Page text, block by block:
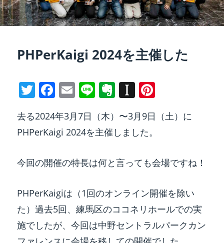
PHPerKaigi 2024を主催した
T
itt
er
F
c
e
b
o
o
k
E
ai
l
Li
e
E
er
n
ot
e
In
a
p
a
p
er
er
st
去る2024年3月7日（木）〜3月9日（土）に
PHPerKaigi 2024を主催しました。
今回の開催の特長は何と言っても会場ですね！
PHPerKaigiは（1回のオンライン開催を除い
た）過去5回、練馬区のココネリホールでの実
施でしたが、今回は中野セントラルパークカン